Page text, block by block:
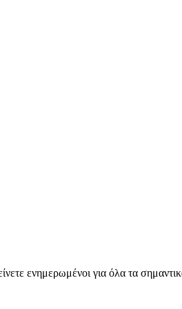
ενημερωμένοι για όλα τα